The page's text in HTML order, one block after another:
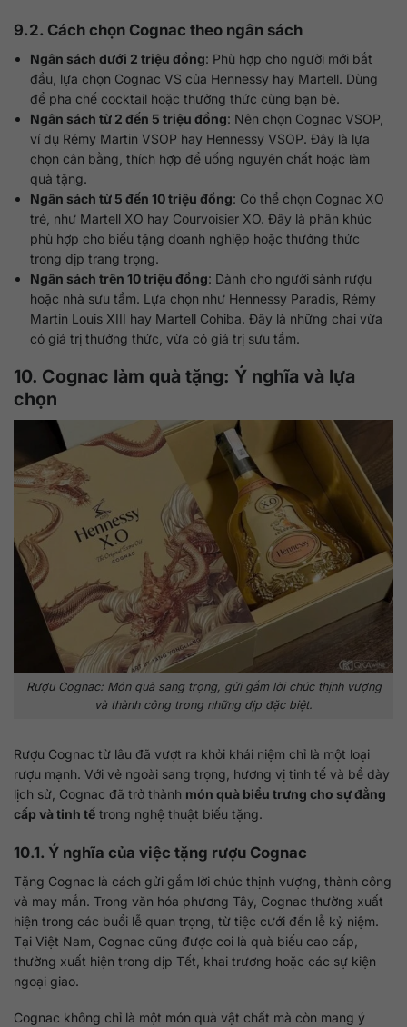
9.2. Cách chọn Cognac theo ngân sách
Ngân sách dưới 2 triệu đồng: Phù hợp cho người mới bắt
đầu, lựa chọn Cognac VS của Hennessy hay Martell. Dùng
để pha chế cocktail hoặc thưởng thức cùng bạn bè.
Ngân sách từ 2 đến 5 triệu đồng: Nên chọn Cognac VSOP,
ví dụ Rémy Martin VSOP hay Hennessy VSOP. Đây là lựa
chọn cân bằng, thích hợp để uống nguyên chất hoặc làm
quà tặng.
Ngân sách từ 5 đến 10 triệu đồng: Có thể chọn Cognac XO
trẻ, như Martell XO hay Courvoisier XO. Đây là phân khúc
phù hợp cho biếu tặng doanh nghiệp hoặc thưởng thức
trong dịp trang trọng.
Ngân sách trên 10 triệu đồng: Dành cho người sành rượu
hoặc nhà sưu tầm. Lựa chọn như Hennessy Paradis, Rémy
Martin Louis XIII hay Martell Cohiba. Đây là những chai vừa
có giá trị thưởng thức, vừa có giá trị sưu tầm.
10. Cognac làm quà tặng: Ý nghĩa và lựa
chọn
Rượu Cognac: Món quà sang trọng, gửi gắm lời chúc thịnh vượng
và thành công trong những dịp đặc biệt.
Rượu Cognac từ lâu đã vượt ra khỏi khái niệm chỉ là một loại
rượu mạnh. Với vẻ ngoài sang trọng, hương vị tinh tế và bề dày
lịch sử, Cognac đã trở thành món quà biểu trưng cho sự đẳng
cấp và tinh tế trong nghệ thuật biếu tặng.
10.1. Ý nghĩa của việc tặng rượu Cognac
Tặng Cognac là cách gửi gắm lời chúc thịnh vượng, thành công
và may mắn. Trong văn hóa phương Tây, Cognac thường xuất
hiện trong các buổi lễ quan trọng, từ tiệc cưới đến lễ kỷ niệm.
Tại Việt Nam, Cognac cũng được coi là quà biếu cao cấp,
thường xuất hiện trong dịp Tết, khai trương hoặc các sự kiện
ngoại giao.
Cognac không chỉ là một món quà vật chất mà còn mang ý